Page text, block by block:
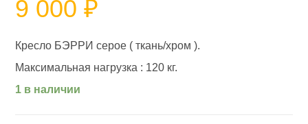
9 000₽
Кресло БЭРРИ серое ( ткань/хром ).
Максимальная нагрузка : 120 кг.
1 в наличии